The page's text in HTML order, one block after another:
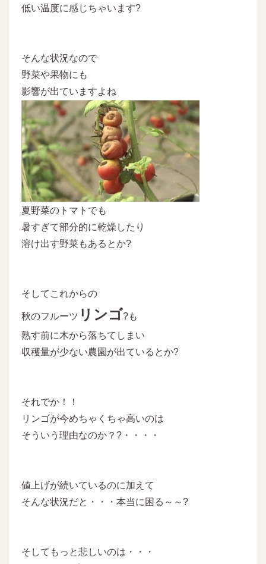
低い温度に感じちゃいます?
そんな状況なので
野菜や果物にも
影響が出ていますよね
夏野菜のトマトでも
暑すぎて部分的に乾燥したり
溶け出す野菜もあるとか?
そしてこれからの
秋のフルーツ リンゴ?も
熟す前に木から落ちてしまい
収穫量が少ない農園が出ているとか?
それでか！！
リンゴが今めちゃくちゃ高いのは
そういう理由なのか？?・・・・
値上げが続いているのに加えて
そんな状況だと・・・本当に困る～～?
そしてもっと悲しいのは・・・